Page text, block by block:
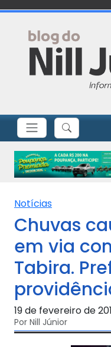
Notícias
Chuvas
em via
Tabira.
19 de fevereiro de
Por Nill Júnior